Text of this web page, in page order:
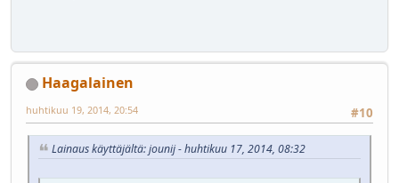
Haagalainen
#10
huhtikuu 19, 2014, 20:54
Lainaus käyttäjältä: jounij - huhtikuu 17, 2014, 08:32